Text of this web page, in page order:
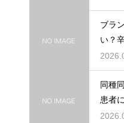
ブラ
い？
同種
患者